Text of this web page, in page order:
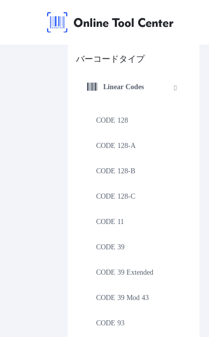
バーコードタイプ
Linear Codes
CODE 128
CODE 128-A
CODE 128-B
CODE 128-C
CODE 11
CODE 39
CODE 39 Extended
CODE 39 Mod 43
CODE 93